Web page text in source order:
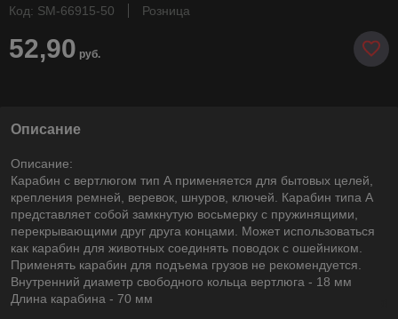
Код: SM-66915-50
Розница
52,90 руб.
Описание
Описание:
Карабин с вертлюгом тип А применяется для бытовых целей,
крепления ремней, веревок, шнуров, ключей. Карабин типа А
представляет собой замкнутую восьмерку с пружинящими,
перекрывающими друг друга концами. Может использоваться
как карабин для животных соединять поводок с ошейником.
Применять карабин для подъема грузов не рекомендуется.
Внутренний диаметр свободного кольца вертлюга - 18 мм
Длина карабина - 70 мм